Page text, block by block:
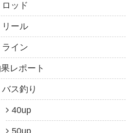
ロッド
リール
ライン
レポート
バス釣り
40up